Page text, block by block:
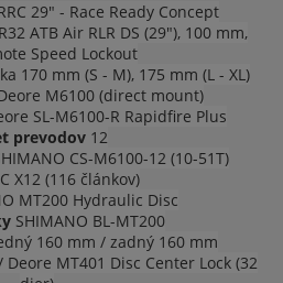
29" - Race Ready Concept
ATB Air RLR DS (29"), 100 mm,
Speed Lockout
170 mm (S - M), 175 mm (L - XL)
M6100 (direct mount)
SL-M6100-R Rapidfire Plus
prevodov12
CS-M6100-12 (10-51T)
X12 (116 článkov)
MT200 Hydraulic Disc
SHIMANO BL-MT200
160 mm / zadný 160 mm
MT401 Disc Center Lock (32